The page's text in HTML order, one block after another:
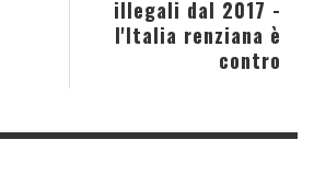
illegali dal 2017 -
l'Italia renziana è
contro